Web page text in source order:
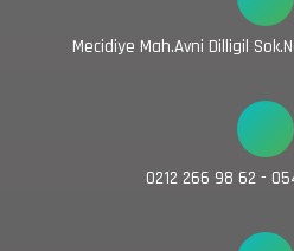
Mecidiye Mah.Avni Dilligil
0212 266 98 62 -